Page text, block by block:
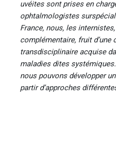
uvéites sont prises en
ophtalmologistes
France, nous, les
complémentaire, fruit d’une
transdisciplinaire acquise
maladies dites
nous pouvons développer
partir d’approches